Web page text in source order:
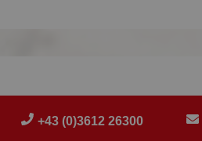
+43 (0)3612 26300